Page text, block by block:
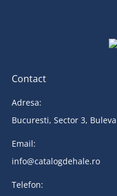
Contact
Adresa:
Bucuresti, Sector 3,
Email:
info@catalogdehale.ro
Telefon: